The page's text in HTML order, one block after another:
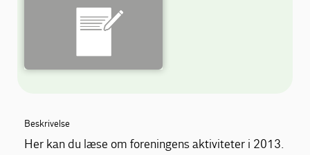
Beskrivelse
Her kan du læse om foreningens aktiviteter i 2013.